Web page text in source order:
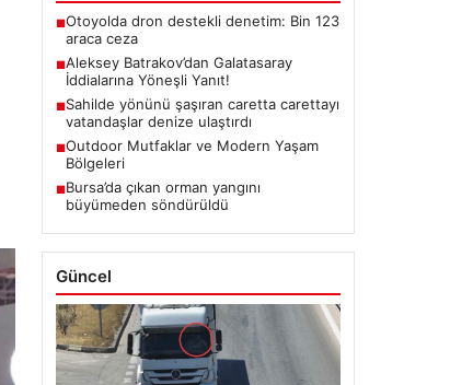
Son Eklenen Haberler
■Otoyolda dron destekli denetim: Bin 123
araca ceza
■Aleksey Batrakov’dan Galatasaray
İddialarına Yöneşli Yanıt!
■Sahilde yönünü şaşıran caretta carettayı
vatandaşlar denize ulaştırdı
■Outdoor Mutfaklar ve Modern Yaşam
Bölgeleri
■Bursa’da çıkan orman yangını
büyümeden söndürüldü
Güncel